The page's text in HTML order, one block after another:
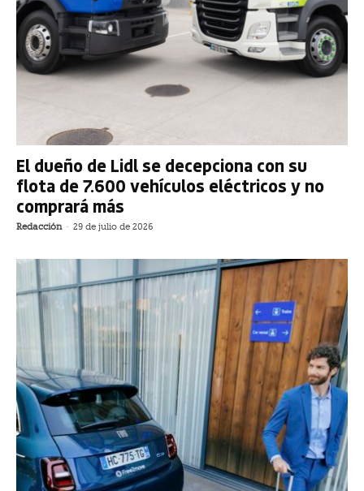
El dueño de Lidl se decepciona con su
flota de 7.600 vehículos eléctricos y no
comprará más
Redacción - 29 de julio de 2026